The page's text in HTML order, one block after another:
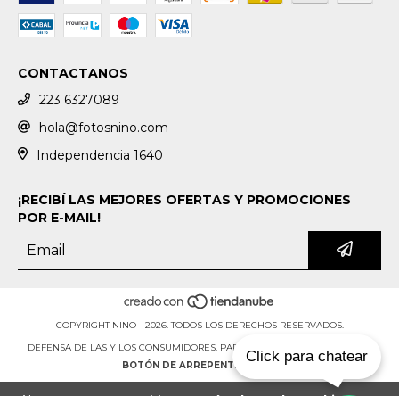
CONTACTANOS
223 6327089
hola@fotosnino.com
Independencia 1640
¡RECIBÍ LAS MEJORES OFERTAS Y PROMOCIONES
POR E-MAIL!
COPYRIGHT NINO - 2026. TODOS LOS DERECHOS RESERVADOS.
DEFENSA DE LAS Y LOS CONSUMIDORES. PARA RECLAMOS
BOTÓN DE ARREPENTIMIENTO
Click para chatear